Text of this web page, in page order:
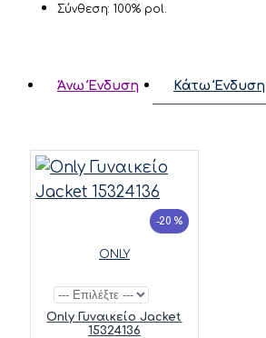
Σύνθεση: 100% pol.
Άνω Ένδυση Κάτω Ένδυση
-20 %
ONLY
Only Γυναικείο Jacket
15324136